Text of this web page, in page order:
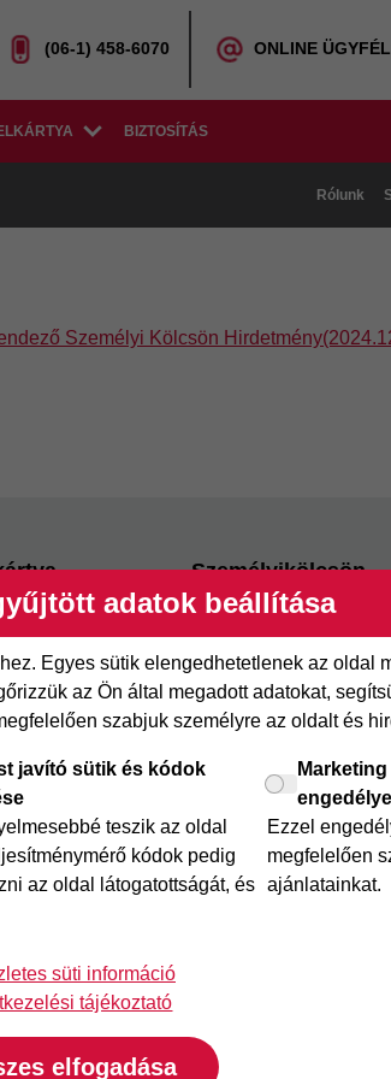
(06-1) 458-6070 ONLINE
BIZTOSÍTÁS
Rólunk
Személyi Kölcsön
adatok beállítása
Egyes sütik elengedhetetlenek az oldal
az Ön által megadott adatokat,
szabjuk személyre az oldalt és
javító sütik és kódok
teszik az oldal
kódok pedig
az oldal látogatottságát, és
Ezzel
megfelelően
ajánlatainkat.
süti információ
tájékoztató
elfogadása
Hitelkártya
Expressz
Kéznél kölcsön
Személyikölcsön
Cofidis személyi
adósságrendező
Mindig Kéznél